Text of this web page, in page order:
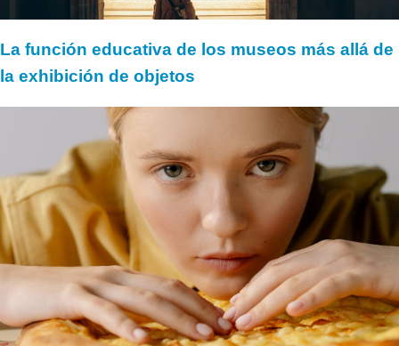
La función educativa de los museos más allá de
la exhibición de objetos